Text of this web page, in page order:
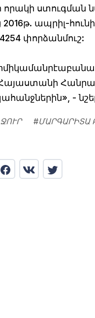
ստուգման
2016թ. ապրիլ-
փորձանմուշ:
-
#ՄԱՐԳԱՐԻՏԱ